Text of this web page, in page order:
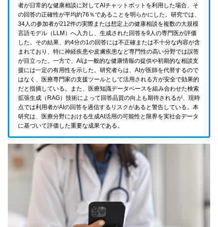
者が日常的な健康相談に対してAIチャットボットを利用した場合、そ
の回答の正確性が平均約76％であることを明らかにした。研究では、
34人の参加者が212件の実際または想定上の健康相談を複数の大規模
言語モデル（LLM）へ入力し、生成された回答を9人の専門医が評価
した。その結果、約4分の1の回答には不正確または不十分な内容が含
まれており、特に神経疾患や皮膚疾患など専門性の高い分野では誤答
が目立った。一方で、AIは一般的な健康情報の提供や初期的な相談支
援には一定の有用性を示した。研究者らは、AIが医師を代替するので
はなく、医療専門家の支援ツールとして活用される方が安全で効果的
だと指摘している。また、医療知識データベースを組み合わせた検索
拡張生成（RAG）技術によって回答品質の向上も期待されるが、現時
点では利用者がAIの回答を過信するリスクがあると警告している。本
研究は、医療分野における生成AI活用の可能性と限界を実社会データ
に基づいて評価した重要な成果である。